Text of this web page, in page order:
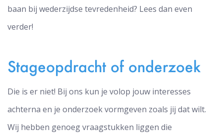
baan bij wederzijdse tevredenheid? Lees dan even
verder!
Stageopdracht of onderzoek
Die is er niet! Bij ons kun je volop jouw interesses
achterna en je onderzoek vormgeven zoals jij dat wilt.
Wij hebben genoeg vraagstukken liggen die